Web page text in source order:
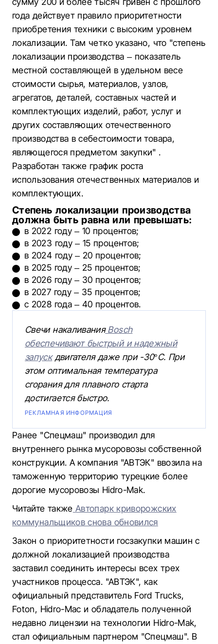
года действует правило приоритетности
приобретения техники с высоким уровнем
локализации. Там четко указано, что "степень
локализации производства – показатель
местной составляющей в удельном весе
стоимости сырья, материалов, узлов,
агрегатов, деталей, составных частей и
комплектующих изделий, работ, услуг и
других составляющих отечественного
производства в себестоимости товара,
являющегося предметом закупки" .
Разработан также график роста
использования отечественных материалов и
комплектующих.
Степень локализации производства
должна быть равна или превышать:
в 2022 году – 10 процентов;
в 2023 году – 15 процентов;
в 2024 году – 20 процентов;
в 2025 году – 25 процентов;
в 2026 году – 30 процентов;
в 2027 году – 35 процентов;
с 2028 года – 40 процентов.
Свечи накаливанияBosch
обеспечивают быстрый и надежный
запускдвигателя даже при -30°C. При
этом оптимальная температура
сгорания для плавного старта
достигается быстро.
РЕКЛАМНАЯ ИНФОРМАЦИЯ
Ранее "Спецмаш" производил для
внутреннего рынка мусоровозы собственной
конструкции. А компания "АВТЭК" ввозила на
таможенную территорию турецкие более
дорогие мусоровозы Hidro-Mak.
Читайте также Автопарк криворожских
коммунальщиков снова обновился
Закон о приоритетности госзакупки машин с
должной локализацией производства
заставил соединить интересы всех трех
участников процесса. "АВТЭК", как
официальный представитель Ford Trucks,
Foton, Hidro-Mac и обладатель полученной
недавно лицензии на технологии Hidro-Mak,
стал официальным партнером "Спецмаш". В